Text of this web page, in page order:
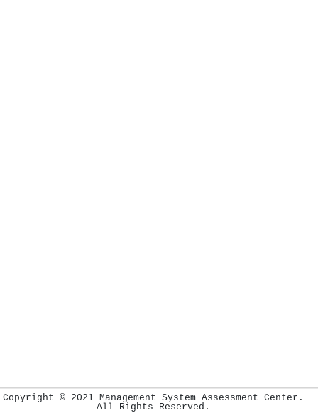
Copyright © 2021 Management System Assessment Center.
All Rights Reserved.